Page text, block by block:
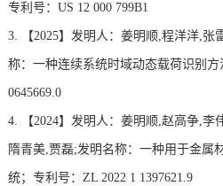
专利号：US 12 000 799B1
3. 【2025】发明人：姜明顺,程洋洋,
称：一种连续系统时域动态载荷识别
0645669.0
4. 【2024】发明人：姜明顺,赵高争,
隋青美,贾磊;发明名称：一种用于金属
统；专利号：ZL 2022 1 1397621.9